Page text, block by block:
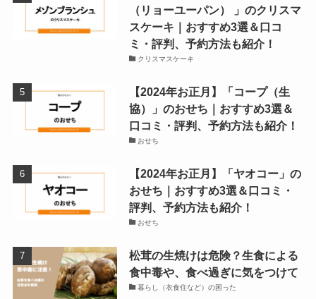
（リョーユーパン） 」のクリスマ
スケーキ｜おすすめ3選＆口コ
ミ・評判、予約方法も紹介！
クリスマスケーキ
【2024年お正月】「コープ（生
協）」のおせち｜おすすめ3選＆
口コミ・評判、予約方法も紹介！
おせち
【2024年お正月】「ヤオコー」の
おせち｜おすすめ3選＆口コミ・
評判、予約方法も紹介！
おせち
松茸の生焼けは危険？生食による
食中毒や、食べ過ぎに気をつけて
暮らし（衣食住など）の困った